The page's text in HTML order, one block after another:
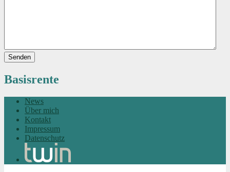
Senden
Basisrente
News
Über mich
Kontakt
Impressum
Datenschutz